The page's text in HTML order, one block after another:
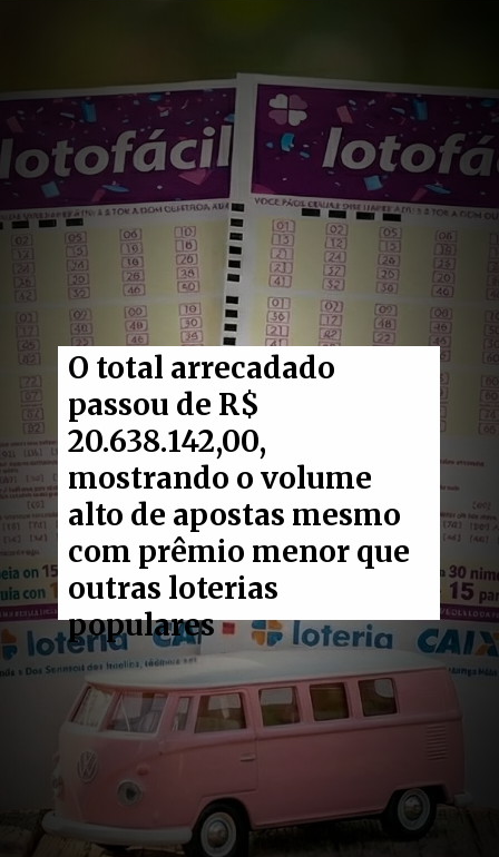
O total arrecadado
passou de R$
20.638.142,00,
mostrando o volume
alto de apostas mesmo
com prêmio menor que
outras loterias
populares